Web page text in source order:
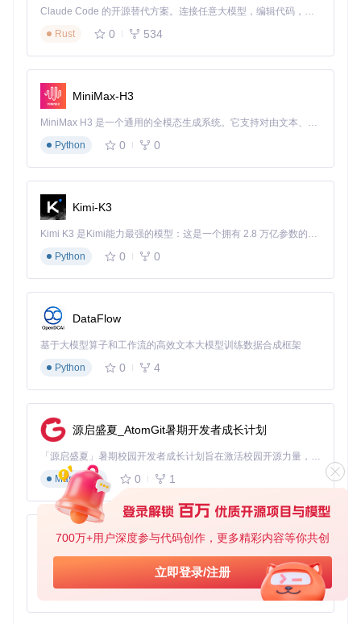
700万+用户深度参与代码创作，更多精彩内容等你共创
立即登录/注册
cd
命令用于进入项目目录 执行效果预期：终端将显示下载进度，
完成后你将进入ADB-Toolkit项目目录
第二步：运行安装脚本
境，安装所需依赖，并配置ADB环境变量
第三步：启动工具包
执行效果预期：终端将显示工具主界面，列出所有可用功能选
试试看：如果一切顺利，你将看到一个包含29个功能选项的菜
单界面，这意味着你的ADB-Toolkit已成功安装并可以开始使用
日常Android设备管理中，你是否经常需要执行屏幕截图、应
用安装、日志查看等重复操作？ADB-Toolkit将这些常用功能整
合为直观的菜单选项，无需记忆复杂的ADB命令，只需通过数
字选择即可完成操作。
ADB-Toolkit主菜单界面：29个核心功能一目了然，支持设备
连接、应用管理、系统调试等日常操作
Claude Code 的开源替代方案。连接任意大模型，编辑代码，运行命令，自动验证 — 全自动执行。用 Rust 构建，极致性能。 ｜ An open-source alternative to Claude Code. Connect any LLM, edit code, run commands, and verify changes — autonomously. Built in Rust for speed. Get Started
Rust
0 534
MiniMax-H3
MiniMax H3 是一个通用的全模态生成系统。它支持对由文本、图像、视频和音频组成的多模态上下文进行统一理解，并能生成分辨率高达 2K、时长可达 15 秒的带原生立体声音频的视频。得益于面向任务泛化的系统设计，H3 在预训练阶段就已具备广泛的多模态上下文理解与生成能力，能够出色地执行复杂的多模态指令。
Python
0 0
Kimi-K3
Kimi K3 是Kimi能力最强的模型：这是一个拥有 2.8 万亿参数的混合专家（MoE）模型，具备原生视觉理解能力，并支持 100 万 token 的上下文窗口。
Python
0 0
DataFlow
基于大模型算子和工作流的高效文本大模型训练数据合成框架
Python
0 4
源启盛夏_AtomGit暑期开发者成长计划
「源启盛夏」暑期校园开发者成长计划旨在激活校园开源力量，通过积分激励、认证扶持、资源倾斜等形式，引导高校组织和开发者完成「入驻 — 建项目 — 做贡献 — 获认证 — 得资源」的完整闭环。无论你是想带领社团入驻平台的组织者，还是希望用代码贡献证明自己的开发者，都能在这里找到属于你的成长路径。
Markdown
0 1
py-xiaozhi
基于Python的Xiaozhi AI，适用于想要完整Xiaozhi体验而无需拥有专用硬件的用户。
Python
0 1